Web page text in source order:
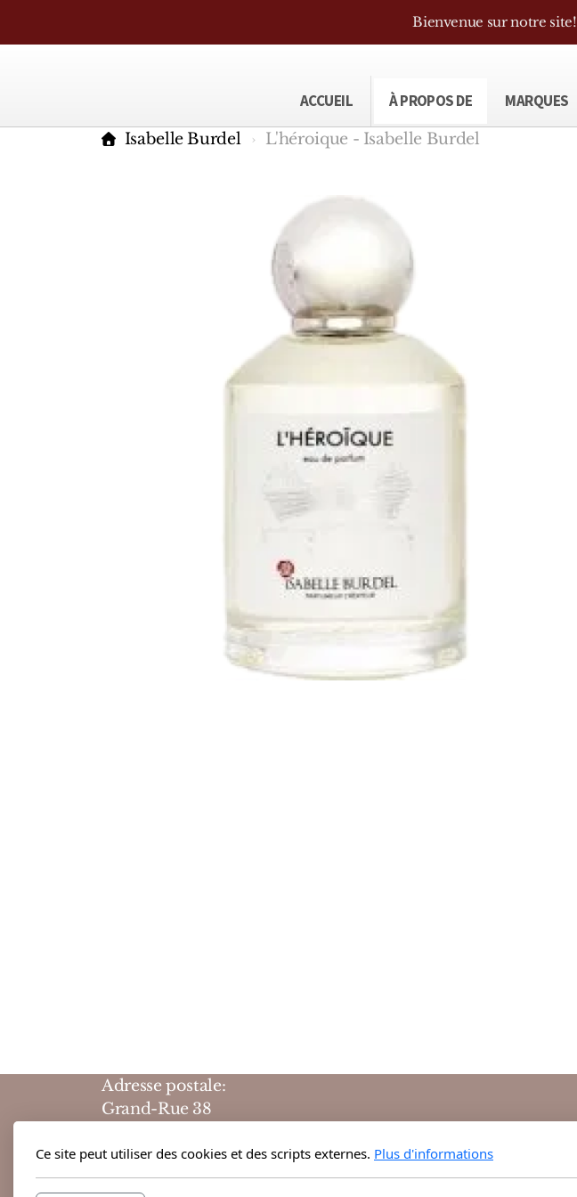
Bienvenue sur notre site!
ACCUEIL À PROPOS DE MARQUES
Isabelle Burdel L'héroique - Isabelle Burdel
Adresse postale:
Grand-Rue 38
Suisse
Ce site peut utiliser des cookies et des scripts externes. Plus d'informations